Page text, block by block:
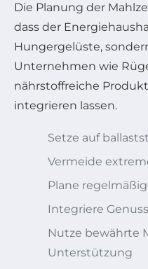
Die Planung der
dass der
Hungergelüste,
Unternehmen wie
nährstoffreiche
integrieren lassen.
Setze auf
Vermeide
Plane
Integriere
Nutze bewährte
Unterstützung